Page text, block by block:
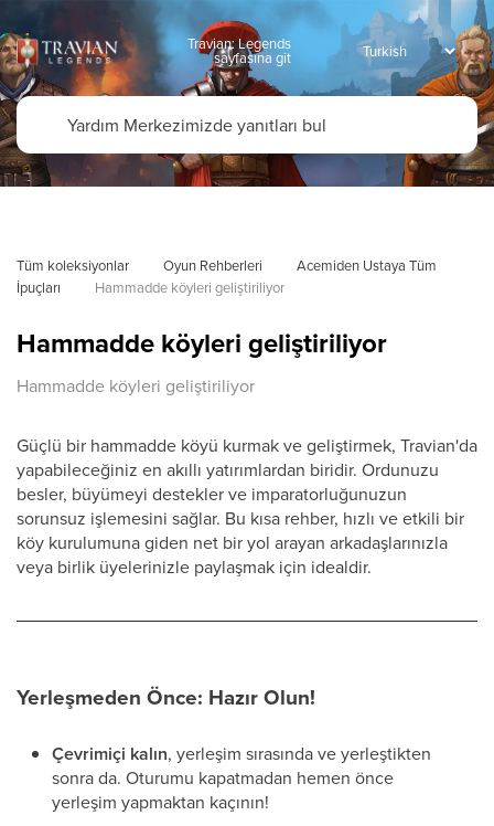
Travian: Legends
sayfasına git
Tüm koleksiyonlar Oyun Rehberleri
Acemiden Ustaya Tüm
İpuçları
Hammadde köyleri geliştiriliyor
Hammadde köyleri geliştiriliyor
Hammadde köyleri geliştiriliyor
Güçlü bir hammadde köyü kurmak ve geliştirmek, Travian'da
yapabileceğiniz en akıllı yatırımlardan biridir. Ordunuzu
besler, büyümeyi destekler ve imparatorluğunuzun
sorunsuz işlemesini sağlar. Bu kısa rehber, hızlı ve etkili bir
köy kurulumuna giden net bir yol arayan arkadaşlarınızla
veya birlik üyelerinizle paylaşmak için idealdir.
Yerleşmeden Önce: Hazır Olun!
Çevrimiçi kalın, yerleşim sırasında ve yerleştikten
sonra da. Oturumu kapatmadan hemen önce
yerleşim yapmaktan kaçının!